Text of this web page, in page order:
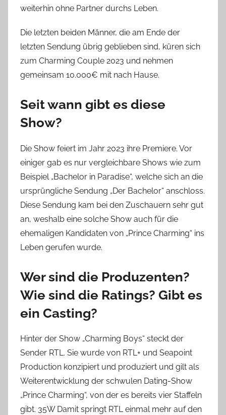
weiterhin ohne Partner durchs Leben.
Die letzten beiden Männer, die am Ende der
letzten Sendung übrig geblieben sind, küren sich
zum Charming Couple 2023 und nehmen
gemeinsam 10.000€ mit nach Hause.
Seit wann gibt es diese
Show?
Die Show feiert im Jahr 2023 ihre Premiere. Vor
einiger gab es nur vergleichbare Shows wie zum
Beispiel „Bachelor in Paradise“, welche sich an die
ursprüngliche Sendung „Der Bachelor“ anschloss.
Diese Sendung kam bei den Zuschauern sehr gut
an, weshalb eine solche Show auch für die
ehemaligen Kandidaten von „Prince Charming“ ins
Leben gerufen wurde.
Wer sind die Produzenten?
Wie sind die Ratings? Gibt es
ein Casting?
Hinter der Show „Charming Boys“ steckt der
Sender RTL. Sie wurde von RTL+ und Seapoint
Production konzipiert und produziert und gilt als
Weiterentwicklung der schwulen Dating-Show
„Prince Charming“, von der es bereits vier Staffeln
gibt. 35W Damit springt RTL einmal mehr auf den